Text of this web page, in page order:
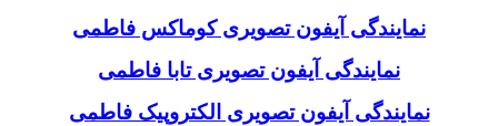
نمایندگی آیفون تصویری کوماکس فاطمی
نمایندگی آیفون تصویری تابا فاطمی
نمایندگی آیفون تصویری الکتروپیک فاطمی